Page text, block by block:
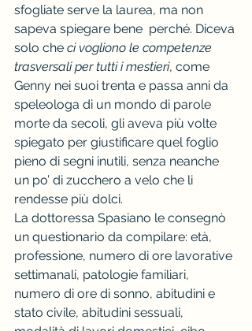
sfogliate serve la laurea, ma non
sapeva spiegare bene  perché. Diceva
solo che ci vogliono le competenze
trasversali per tutti i mestieri, come
Genny nei suoi trenta e passa anni da
speleologa di un mondo di parole
morte da secoli, gli aveva più volte
spiegato per giustificare quel foglio
pieno di segni inutili, senza neanche
un po’ di zucchero a velo che li
rendesse più dolci.
La dottoressa Spasiano le consegnò
un questionario da compilare: età,
professione, numero di ore lavorative
settimanali, patologie familiari,
numero di ore di sonno, abitudini e
stato civile, abitudini sessuali,